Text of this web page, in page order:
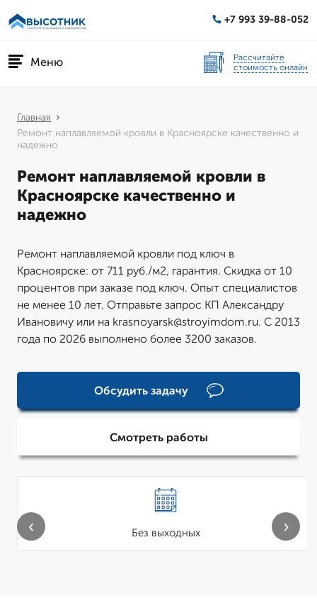
+7 993 39-88-052
Меню
Рассчитайте
стоимость онлайн
Главная
Ремонт наплавляемой кровли в Красноярске качественно и
надежно
Ремонт наплавляемой кровли в
Красноярске качественно и
надежно
Ремонт наплавляемой кровли под ключ в
Красноярске: от 711 руб./м2, гарантия. Скидка от 10
процентов при заказе под ключ. Опыт специалистов
не менее 10 лет. Отправьте запрос КП Александру
Ивановичу или на krasnoyarsk@stroyimdom.ru. С 2013
года по 2026 выполнено более 3200 заказов.
Обсудить задачу
Смотреть работы
Без выходных
‹ ›